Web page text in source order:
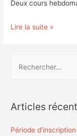
Deux cours
Cours
langue
Lire la suite »
h
r
Articles
Période d’inscription